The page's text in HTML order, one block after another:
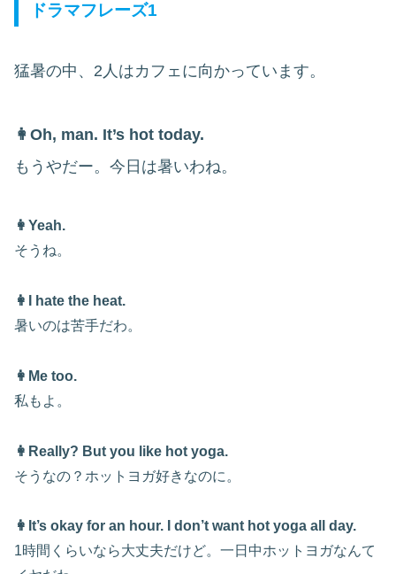
ドラマフレーズ1
猛暑の中、2人はカフェに向かっています。
👩Oh, man. It’s hot today.
もうやだー。今日は暑いわね。
👩Yeah.
そうね。
👩I hate the heat.
暑いのは苦手だわ。
👩Me too.
私もよ。
👩Really? But you like hot yoga.
そうなの？ホットヨガ好きなのに。
👩It’s okay for an hour. I don’t want hot yoga all day.
1時間くらいなら大丈夫だけど。一日中ホットヨガなんて